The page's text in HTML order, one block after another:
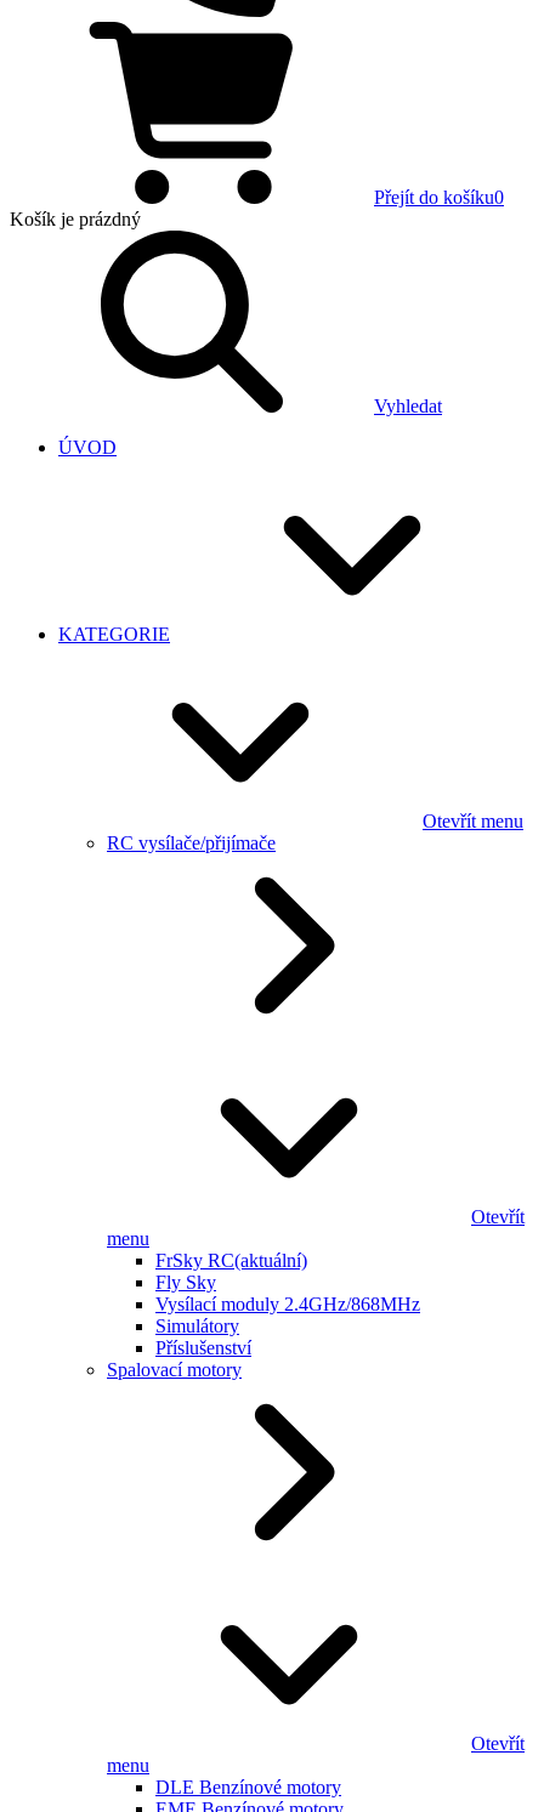
Přejít do košíku0
Košík je prázdný
Vyhledat
ÚVOD
KATEGORIE
Otevřít menu
RC vysílače/přijímače
Otevřít
menu
FrSky RC(aktuální)
Fly Sky
Vysílací moduly 2.4GHz/868MHz
Simulátory
Příslušenství
Spalovací motory
Otevřít
menu
DLE Benzínové motory